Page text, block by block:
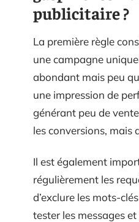
publicitaire ?
La première règle
une campagne
abondant mais peu
une impression de
générant peu de
les conversions, mais
Il est également
régulièrement les
d’exclure les mots-
tester les messages